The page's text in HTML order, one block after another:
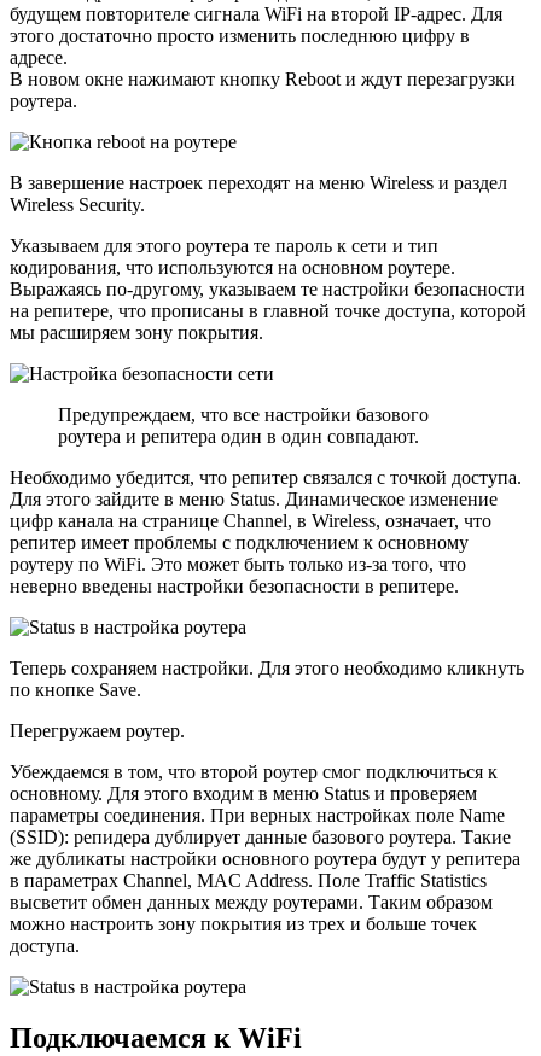
будущем повторителе сигнала WiFi на второй IP-адрес. Для
этого достаточно просто изменить последнюю цифру в
адресе.
В новом окне нажимают кнопку Reboot и ждут перезагрузки
роутера.
В завершение настроек переходят на меню Wireless и раздел
Wireless Security.
Указываем для этого роутера те пароль к сети и тип
кодирования, что используются на основном роутере.
Выражаясь по-другому, указываем те настройки безопасности
на репитере, что прописаны в главной точке доступа, которой
мы расширяем зону покрытия.
Предупреждаем, что все настройки базового
роутера и репитера один в один совпадают.
Необходимо убедится, что репитер связался с точкой доступа.
Для этого зайдите в меню Status. Динамическое изменение
цифр канала на странице Channel, в Wireless, означает, что
репитер имеет проблемы с подключением к основному
роутеру по WiFi. Это может быть только из-за того, что
неверно введены настройки безопасности в репитере.
Теперь сохраняем настройки. Для этого необходимо кликнуть
по кнопке Save.
Перегружаем роутер.
Убеждаемся в том, что второй роутер смог подключиться к
основному. Для этого входим в меню Status и проверяем
параметры соединения. При верных настройках поле Name
(SSID): репидера дублирует данные базового роутера. Такие
же дубликаты настройки основного роутера будут у репитера
в параметрах Channel, MAC Address. Поле Traffic Statistics
высветит обмен данных между роутерами. Таким образом
можно настроить зону покрытия из трех и больше точек
доступа.
Подключаемся к WiFi